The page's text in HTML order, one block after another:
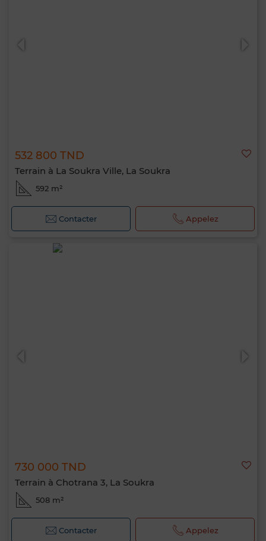
532 800 TND
Terrain à La Soukra Ville, La Soukra
592 m²
Contacter Appelez
730 000 TND
Terrain à Chotrana 3, La Soukra
508 m²
Contacter Appelez